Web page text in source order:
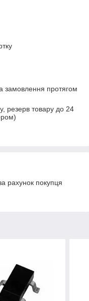
замовлення протягом
резерв товару до 24
рахунок покупця